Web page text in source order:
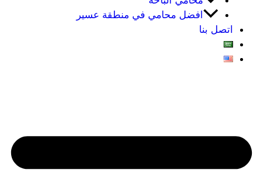
افضل محامي في منطقة عسير
اتصل بنا